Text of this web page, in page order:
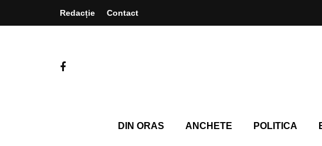
Redacție Contact
DIN ORAS ANCHETE POLITICA